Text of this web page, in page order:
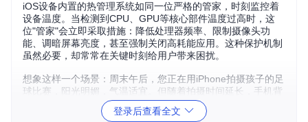
iOS设备内置的热管理系统如同一位严格的管家，时刻监控着
设备温度。当检测到CPU、GPU等核心部件温度过高时，这
位"管家"会立即采取措施：降低处理器频率、限制摄像头功
能、调暗屏幕亮度，甚至强制关闭高耗能应用。这种保护机制
虽然必要，却常常在关键时刻给用户带来困扰。
想象这样一个场景：周末午后，您正在用iPhone拍摄孩子的足
球比赛，阳光明媚，气温适宜。但随着拍摄时间延长，手机背
部逐渐发烫，突然画面开始卡顿，色彩变得暗淡——thermalm
onitord服务已经悄然启动。更令人沮丧的是，即使移至阴凉
登录后查看全文